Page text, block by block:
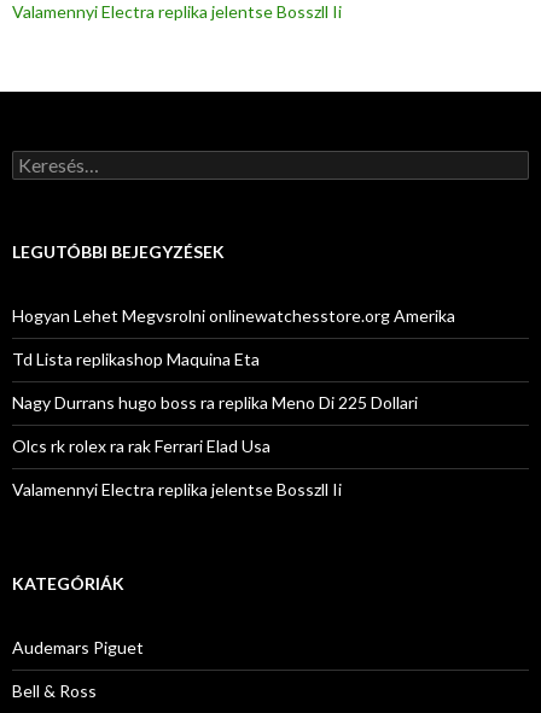
Valamennyi Electra replika jelentse Bosszll Ii
Keresés:
LEGUTÓBBI BEJEGYZÉSEK
Hogyan Lehet Megvsrolni onlinewatchesstore.org Amerika
Td Lista replikashop Maquina Eta
Nagy Durrans hugo boss ra replika Meno Di 225 Dollari
Olcs rk rolex ra rak Ferrari Elad Usa
Valamennyi Electra replika jelentse Bosszll Ii
KATEGÓRIÁK
Audemars Piguet
Bell & Ross